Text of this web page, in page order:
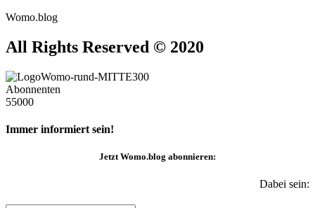
Womo.blog
All Rights Reserved © 2020
Abonnenten
55000
Immer informiert sein!
JetztWomo.blog abonnieren:
Dabei sein: